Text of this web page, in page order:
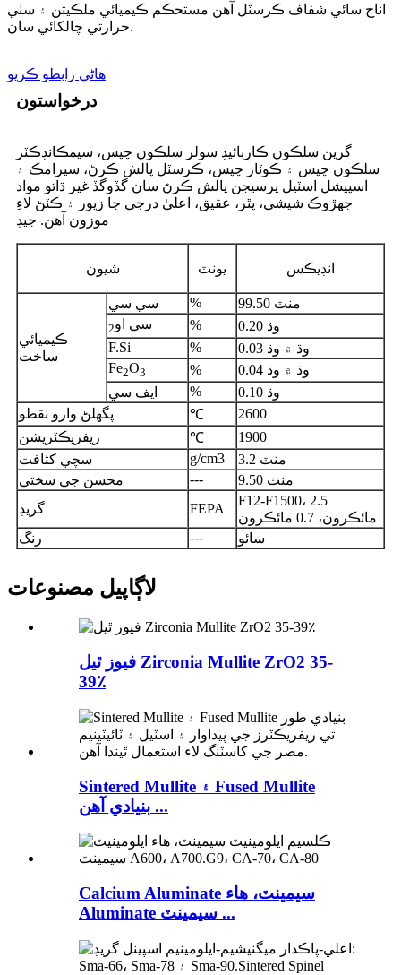
اناج سائي شفاف ڪرسٽل آهن مستحڪم ڪيميائي ملڪيتن ۽ سٺي
حرارتي چالکائي سان.
ھاڻي رابطو ڪريو
درخواستون
گرين سلڪون ڪاربائيڊ سولر سلڪون چپس، سيمڪانڊڪٽر
سلڪون چپس ۽ ڪوٽاز چپس، ڪرسٽل پالش ڪرڻ، سيرامڪ ۽
اسپيشل اسٽيل پرسيجن پالش ڪرڻ سان گڏوگڏ غير ڌاتو مواد
جهڙوڪ شيشي، پٿر، عقيق، اعليٰ درجي جا زيور ۽ ڪٽڻ لاءِ
موزون آهن. جيڊ
شيون يونٽ انڊيڪس
ڪيميائي
ساخت
سي سي %
99.50 منٽ
سي او2 %
0.20 وڌ
F.Si
%
وڌ ۾ وڌ 0.03
Fe2O3 %
وڌ ۾ وڌ 0.04
ايف سي
%
0.10 وڌ
پگھلڻ وارو نقطو
℃
2600
ريفريڪٽريشن
℃
1900
سچي کثافت
g/cm3
3.2 منٽ
محسن جي سختي
---
9.50 منٽ
گريڊ
FEPA
F12-F1500، 2.5
مائڪرون، 0.7 مائڪرون
رنگ
--- سائو
لاڳاپيل مصنوعات
فيوز ٿيل Zirconia Mullite ZrO2 35-
39٪
Sintered Mullite ۽ Fused Mullite
بنيادي آھن ...
Calcium Aluminate سيمينٽ، هاء
Aluminate سيمينٽ ...